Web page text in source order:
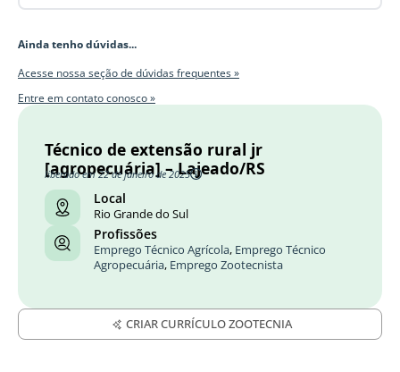
Ainda tenho dúvidas...
Acesse nossa seção de dúvidas frequentes »
Entre em contato conosco »
Técnico de extensão rural jr
[agropecuária] – Lajeado/RS
liberado em 22 de janeiro de 2025
Local
Rio Grande do Sul
Profissões
Emprego Técnico Agrícola, Emprego Técnico
Agropecuária, Emprego Zootecnista
CRIAR CURRÍCULO ZOOTECNIA